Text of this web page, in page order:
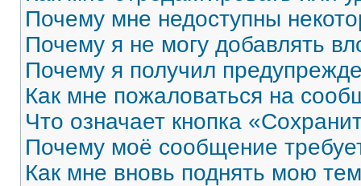
Почему мне недоступны
Почему я не могу добавлять
Почему я получил
Как мне пожаловаться на
Что означает кнопка
Почему моё сообщение
Как мне вновь поднять мою